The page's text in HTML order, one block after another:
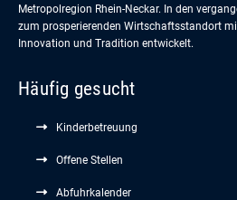
Metropolregion Rhein-Neckar. In den
zum prosperierenden Wirtschaftsstandort
Innovation und Tradition entwickelt.
Häufig gesucht
Kinderbetreuung
Offene Stellen
Abfuhrkalender